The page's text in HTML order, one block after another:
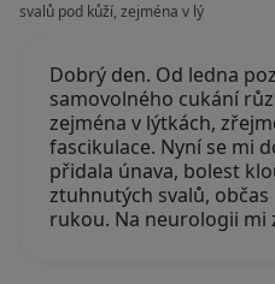
svalů pod kůží, zejména v lý
Dobrý den. Od ledna
samovolného cukání
zejména v lýtkách,
fascikulace. Nyní se mi
přidala únava, bolest
ztuhnutých svalů,
rukou. Na neurologii